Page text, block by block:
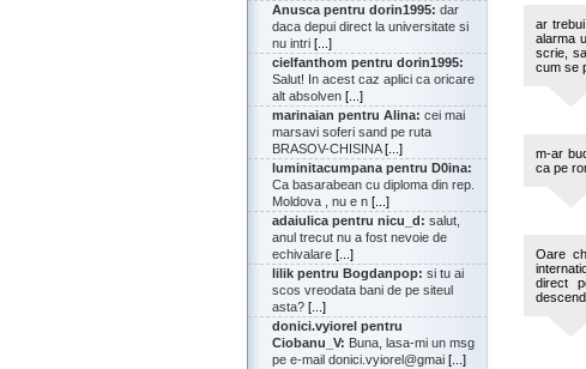
Anusca pentru dorin1995: dar
daca depui direct la universitate si
nu intri [...]
cielfanthom pentru dorin1995:
Salut! In acest caz aplici ca oricare
alt absolven [...]
marinaian pentru Alina: cei mai
marsavi soferi sand pe ruta
BRASOV-CHISINA[...]
luminitacumpana pentru D0ina:
Ca basarabean cu diploma din rep.
Moldova , nu e n [...]
adaiulica pentru nicu_d: salut,
anul trecut nu a fost nevoie de
echivalare [...]
lilik pentru Bogdanpop: si tu ai
scos vreodata bani de pe siteul
asta? [...]
donici.vyiorel pentru
Ciobanu_V: Buna, lasa-mi un msg
pe e-mail donici.vyiorel@gmai [...]
ar
alarma
scrie,
cum se
m-ar
ca pe
Oare
direct